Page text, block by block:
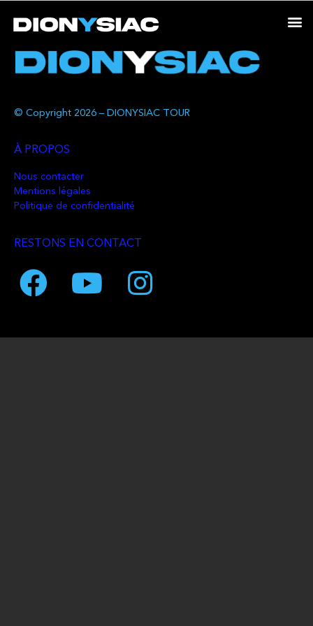
© Copyright 2026 – DIONYSIAC TOUR
À PROPOS
Nous contacter
Mentions légales
Politique de confidentialité
RESTONS EN CONTACT